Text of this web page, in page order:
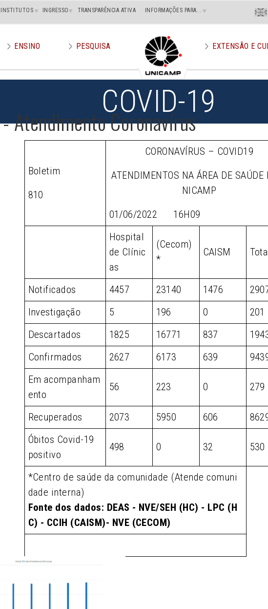
INSTITUTOS INGRESSO TRANSPARÊNCIA ATIVA INFORMAÇÕES PARA... Menu
Direito
En
ENSINO PESQUISA EXTENSÃO E
COVID-19
Atendimento Coronavírus
Boletim
810
CORONAVÍRUS – COVID19
ATENDIMENTOS NA ÁREA DE SAÚDE
NICAMP
01/06/2022 16H09
Hospital
de Clínic
as
(Cecom)
*
CAISM
Notificados 4457 23140 1476
Investigação
5 196 0
201
Descartados
1825 16771 837
Confirmados
2627 6173 639
Em acompanham
ento
56 223 0 279
Recuperados 2073 5950 606
Óbitos Covid-19
positivo
498 0 32 530
*Centro de saúde da comunidade (Atende comuni
dade interna)
Fonte dos dados: DEAS - NVE/SEH (HC) - LPC (H
C) - CCIH (CAISM)- NVE (CECOM)